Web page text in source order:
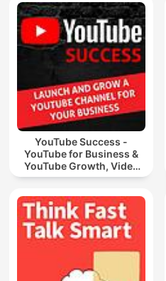
YouTube Success -
YouTube for Business &
YouTube Growth, Video
Marketing